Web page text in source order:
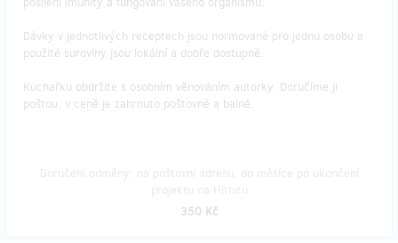
Dávky v jednotlivých receptech jsou normované pro jednu osobu a
použité suroviny jsou lokální a dobře dostupné.
Kuchařku obdržíte s osobním věnováním autorky. Doručíme ji
poštou, v ceně je zahrnuto poštovné a balné.
350 Kč